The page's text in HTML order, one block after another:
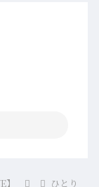
ひとり